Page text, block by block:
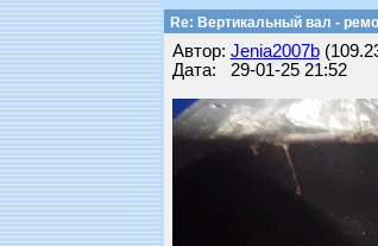
Re: Вертикальный вал -
Автор: Jenia2007b
Дата: 29-01-25 21:52